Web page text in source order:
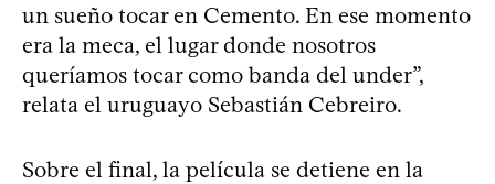
un sueño tocar en Cemento. En ese momento
era la meca, el lugar donde nosotros
queríamos tocar como banda del under”,
relata el uruguayo Sebastián Cebreiro.
Sobre el final, la película se detiene en la